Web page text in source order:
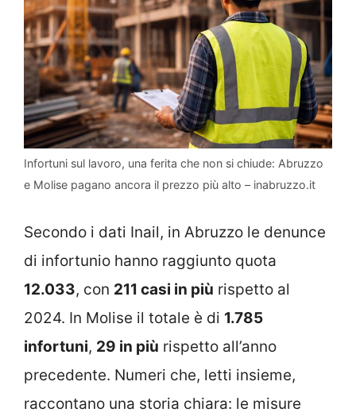
Infortuni sul lavoro, una ferita che non si chiude: Abruzzo
e Molise pagano ancora il prezzo più alto – inabruzzo.it
Secondo i dati Inail, in Abruzzo le denunce
di infortunio hanno raggiunto quota
12.033, con 211 casi in più rispetto al
2024. In Molise il totale è di 1.785
infortuni, 29 in più rispetto all’anno
precedente. Numeri che, letti insieme,
raccontano una storia chiara: le misure